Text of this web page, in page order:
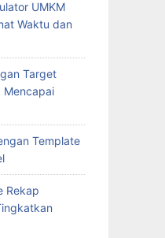
UMKM
Waktu dan
Target
Mencapai
Template
Rekap